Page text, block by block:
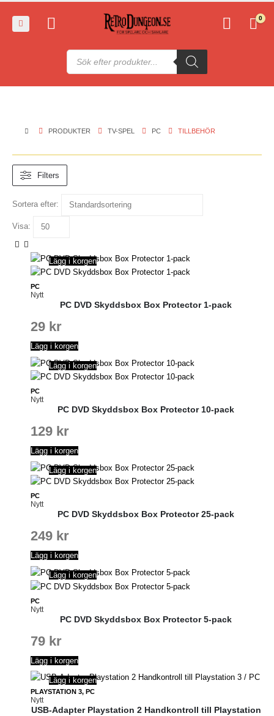
0
Produktsökning
PRODUKTER TV-SPEL PC TILLBEHÖR
Filters
Sortera efter:
Visa:
PC
Nytt
Lägg i korgen
PC DVD Skyddsbox Box Protector 1-pack
29 kr
Lägg i korgen
PC
Nytt
Lägg i korgen
PC DVD Skyddsbox Box Protector 10-pack
129 kr
Lägg i korgen
PC
Nytt
Lägg i korgen
PC DVD Skyddsbox Box Protector 25-pack
249 kr
Lägg i korgen
PC
Nytt
Lägg i korgen
PC DVD Skyddsbox Box Protector 5-pack
79 kr
Lägg i korgen
PLAYSTATION 3, PC
Nytt
Lägg i korgen
USB-Adapter Playstation 2 Handkontroll till Playstation